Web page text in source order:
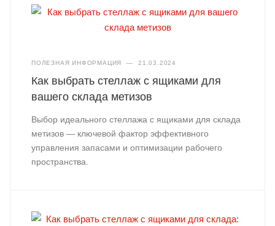
ПОЛЕЗНАЯ ИНФОРМАЦИЯ — 21.03.2024
Как выбрать стеллаж с ящиками для
вашего склада метизов
Выбор идеального стеллажа с ящиками для склада
метизов — ключевой фактор эффективного
управления запасами и оптимизации рабочего
пространства.